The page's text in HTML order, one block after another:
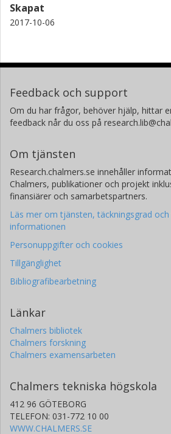
Skapat
2017-10-06
Feedback och support
Om du har frågor, behöver hjälp, hittar
feedback når du oss på
Om tjänsten
Research.chalmers.se innehåller
Chalmers, publikationer och projekt
finansiärer och samarbetspartners.
Läs mer om tjänsten, täckningsgrad
informationen
Personuppgifter och cookies
Tillgänglighet
Bibliografibearbetning
Länkar
Chalmers bibliotek
Chalmers forskning
Chalmers examensarbeten
Chalmers tekniska högskola
412 96 GÖTEBORG
TELEFON: 031-772 10 00
WWW.CHALMERS.SE